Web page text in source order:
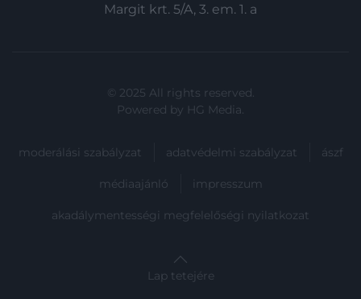
Margit krt. 5/A, 3. em. 1. a
© 2025 All rights reserved.
Powered by HG Media.
moderálási szabályzat adatvédelmi szabályzat ászf
médiaajánló impresszum
akadálymentességi megfelelőségi nyilatkozat
Lap tetejére